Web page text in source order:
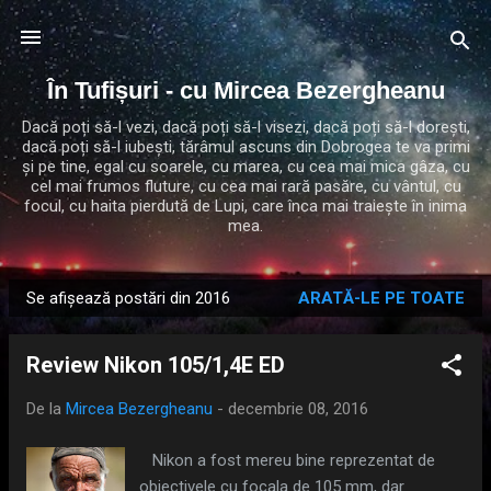
Treceți la conținutul principal
În Tufișuri - cu Mircea Bezergheanu
Dacă poți să-l vezi, dacă poți să-l visezi, dacă poți să-l dorești,
dacă poți să-l iubești, tărâmul ascuns din Dobrogea te va primi
și pe tine, egal cu soarele, cu marea, cu cea mai mica gâza, cu
cel mai frumos fluture, cu cea mai rară pasăre, cu vântul, cu
focul, cu haita pierdută de Lupi, care înca mai traiește în inima
mea.
o
Se afișează postări din 2016 ARATĂ-LE PE TOATE
Review Nikon 105/1,4E ED
De la Mircea Bezergheanu - decembrie 08, 2016
Nikon a fost mereu bine reprezentat de
obiectivele cu focala de 105 mm, dar